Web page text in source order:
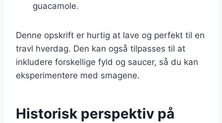
guacamole.
Denne opskrift er hurtig at lave og perfekt til en
travl hverdag. Den kan også tilpasses til at
inkludere forskellige fyld og saucer, så du kan
eksperimentere med smagene.
Historisk perspektiv på